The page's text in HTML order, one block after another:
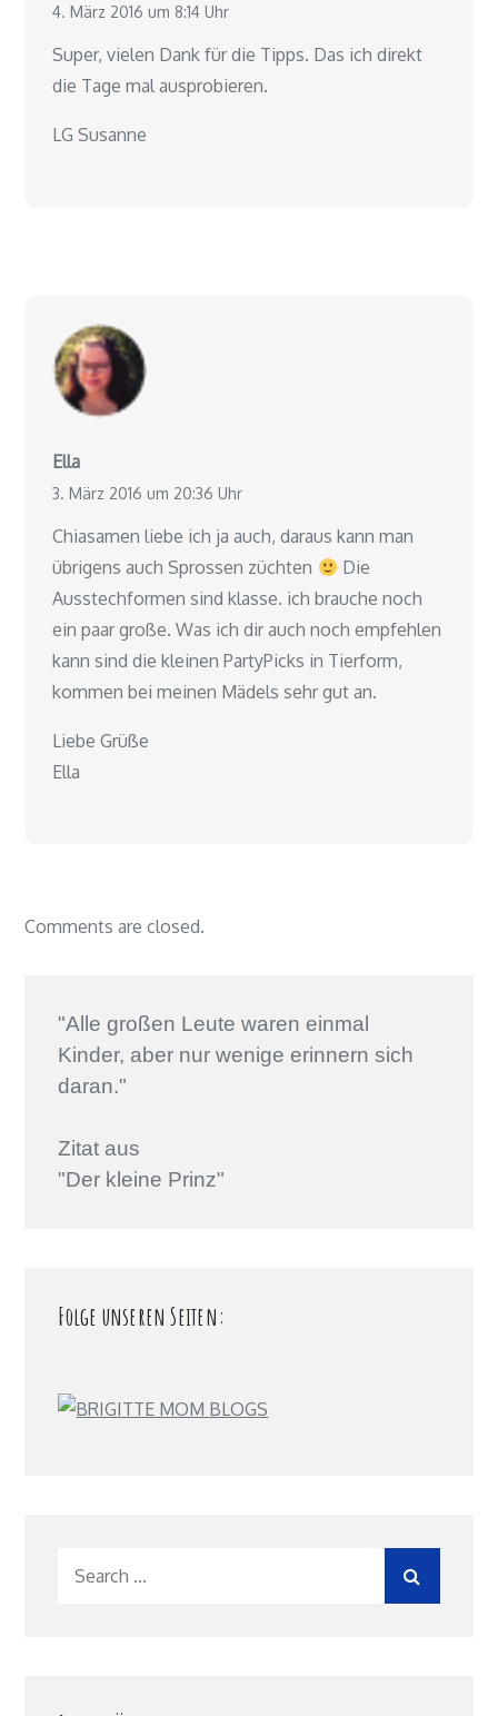
4. März 2016 um 8:14 Uhr
Super, vielen Dank für die Tipps. Das ich direkt
die Tage mal ausprobieren.
LG Susanne
Ella
3. März 2016 um 20:36 Uhr
Chiasamen liebe ich ja auch, daraus kann man
übrigens auch Sprossen züchten
Die
Ausstechformen sind klasse. ich brauche noch
ein paar große. Was ich dir auch noch empfehlen
kann sind die kleinen PartyPicks in Tierform,
kommen bei meinen Mädels sehr gut an.
Liebe Grüße
Ella
Comments are closed.
"Alle großen Leute waren einmal
Kinder, aber nur wenige erinnern sich
daran."
Zitat aus
"Der kleine Prinz"
Folge unseren Seiten: